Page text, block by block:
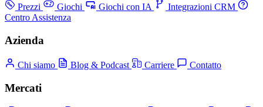
Prezzi Giochi Giochi con IA
Integrazioni CRM
Centro Assistenza
Azienda
Chi siamo Blog & Podcast Carriere Contatto
Mercati